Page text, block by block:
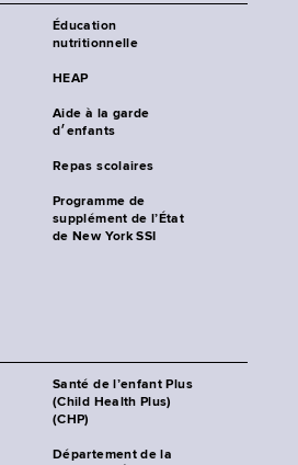
Éducation
nutritionnelle
HEAP
Aide à la garde
d׳enfants
Repas scolaires
Programme de
supplément de l’État
de New York SSI
Santé de l’enfant Plus
(Child Health Plus)
(CHP)
Département de la